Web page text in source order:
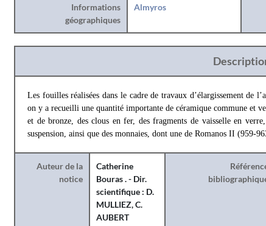
Informations
géographiques
Almyros
Les fouilles réalisées dans le cadre de travaux d’élargissement de
on y a recueilli une quantité importante de céramique commune et
et de bronze, des clous en fer, des fragments de vaisselle en
suspension, ainsi que des monnaies, dont une de Romanos II (959-
Auteur de la
notice
Catherine
Bouras . - Dir.
scientifique : D.
MULLIEZ, C.
AUBERT